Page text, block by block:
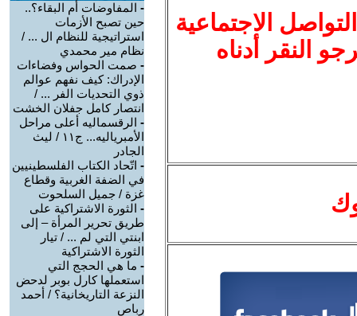
الاجتماعية
النقر أدناه
- المفاوضات أم البقاء؟..
حين تصبح الأزمات
استراتيجية للنظام ال ... /
نظام مير محمدي
- صمت الحواس وفضاءات
الإدراك: كيف نفهم عوالم
ذوي التحديات الفر ... /
انتصار كامل جفلان الخشت
- الرقسماليه أعلى مراحل
الأمبرياليه... ج١١ / ليث
الجادر
- اتّحاد الكتاب الفلسطينيين
في الضفة الغربية وقطاع
غزة / جميل السلحوت
- الثورة الاشتراكية على
طريق تحرير المرأة – إلى
ابنتي التي لم ... / تيار
الثورة الاشتراكية
- ما هي الحجج التي
استعملها كارل بوبر لدحض
النزعة التاريخانية؟ / أحمد
رباص